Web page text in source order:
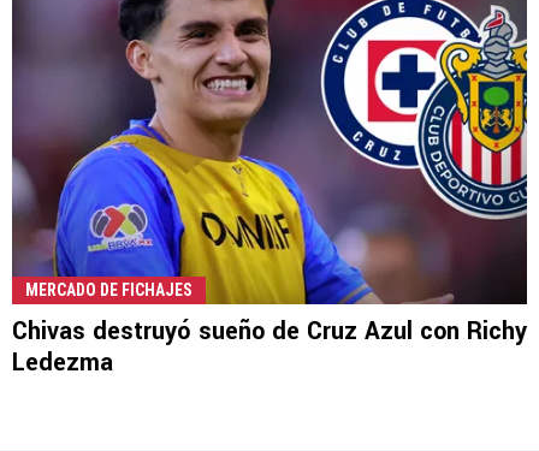
MERCADO DE FICHAJES
Chivas destruyó sueño de Cruz Azul con Richy
Ledezma